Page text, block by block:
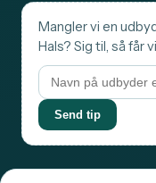
Mangler vi en
Hals? Sig til, så får
Send tip